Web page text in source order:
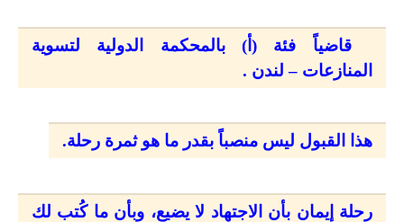
قاضياً فئة (أ) بالمحكمة الدولية لتسوية
المنازعات – لندن .
هذا القبول ليس منصباً بقدر ما هو ثمرة رحلة.
رحلة إيمان بأن الاجتهاد لا يضيع، وبأن ما كُتب لك